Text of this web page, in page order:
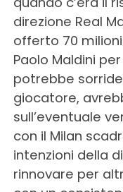
direzione Real
offerto 70
Paolo Maldini
potrebbe
giocatore,
sull’eventuale
con il Milan
intenzioni della
rinnovare per